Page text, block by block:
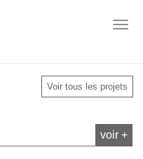
Voir tous les projets
voir +